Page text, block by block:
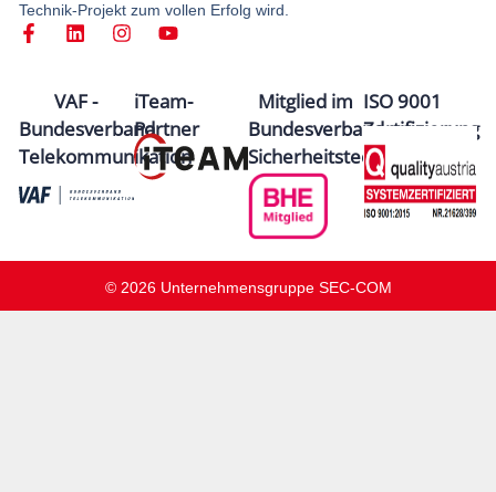
Technik-Projekt zum vollen Erfolg wird.
VAF -
Bundesverband
Telekommunikation
iTeam-
Partner
Mitglied im
Bundesverband
Sicherheitstechnik
ISO 9001
Zertifizierung
© 2026 Unternehmensgruppe SEC-COM